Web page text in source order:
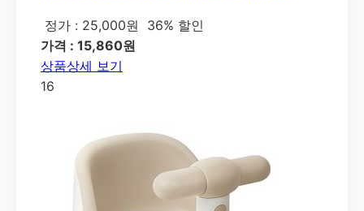
정가 : 25,000원
36% 할인
가격 : 15,860원
상품상세 보기
16